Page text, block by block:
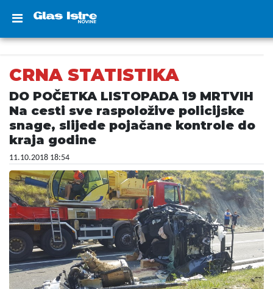
CRNA STATISTIKA
DO POČETKA LISTOPADA 19 MRTVIH
Na cesti sve raspoložive policijske
snage, slijede pojačane kontrole do
kraja godine
11.10.2018 18:54